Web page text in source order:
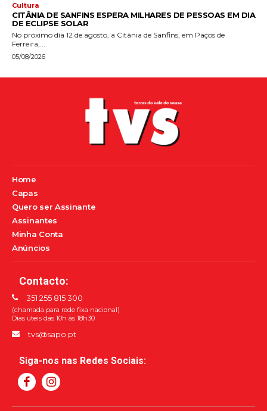
Cultura
CITÂNIA DE SANFINS ESPERA MILHARES DE PESSOAS EM DIA
DE ECLIPSE SOLAR
No próximo dia 12 de agosto, a Citânia de Sanfins, em Paços de
Ferreira,...
05/08/2026
Home
Capas
Quero ser Assinante
Assinantes
Minha Conta
Anúncios
Contacto:
351 255 815 300
(chamada para rede fixa nacional)
Dias úteis das 10h às 18h30
tvs@sapo.pt
Siga-nos nas Redes Sociais: